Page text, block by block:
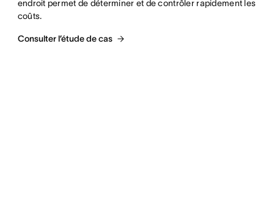
endroit permet de déterminer et de contrôler rapidement les
coûts.
Consulter l’étude de cas